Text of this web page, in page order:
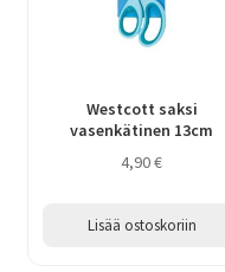
Westcott saksi
vasenkätinen 13cm
4,90€
Lisää ostoskoriin